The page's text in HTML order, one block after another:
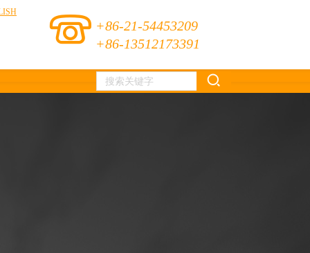
+86-21-54453209
+86-13512173391